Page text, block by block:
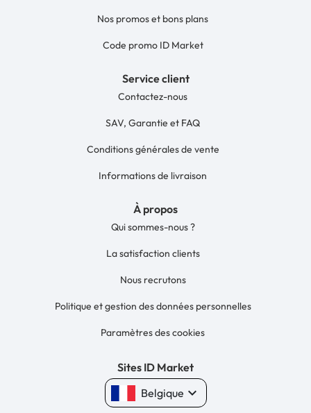
Nos promos et bons plans
Code promo ID Market
Service client
Contactez-nous
SAV, Garantie et FAQ
Conditions générales de vente
Informations de livraison
À propos
Qui sommes-nous ?
La satisfaction clients
Nous recrutons
Politique et gestion des données personnelles
Paramètres des cookies
Sites ID Market
Belgique keyboard_arrow_down